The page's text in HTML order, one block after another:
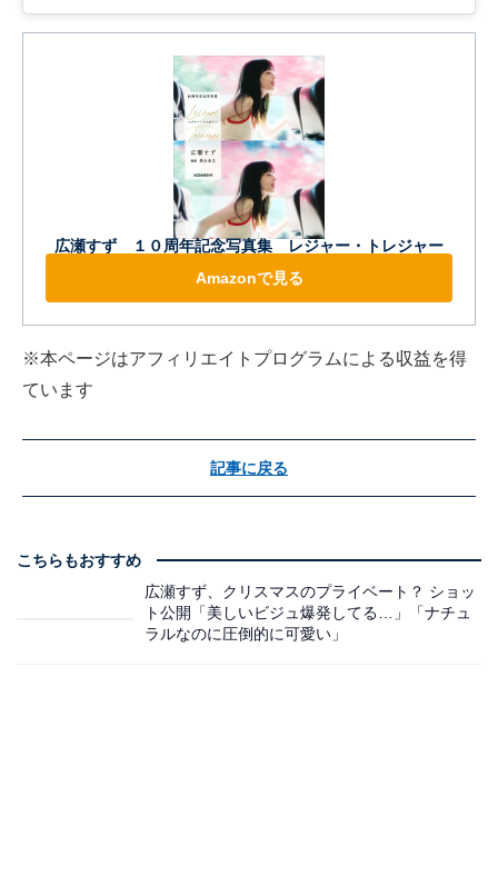
広瀬すず １０周年記念写真集 レジャー・トレジャー
Amazonで見る
※本ページはアフィリエイトプログラムによる収益を得
ています
記事に戻る
こちらもおすすめ
広瀬すず、クリスマスのプライベート？ ショッ
ト公開「美しいビジュ爆発してる…」「ナチュ
ラルなのに圧倒的に可愛い」